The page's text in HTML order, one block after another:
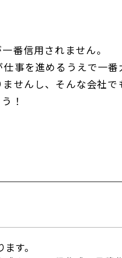
番信用されません。
事を進めるうえで一番
せんし、そんな会社で
！
す。